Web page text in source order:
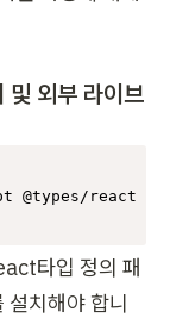
외부 라이브
react
타입 정의 패
치해야 합니